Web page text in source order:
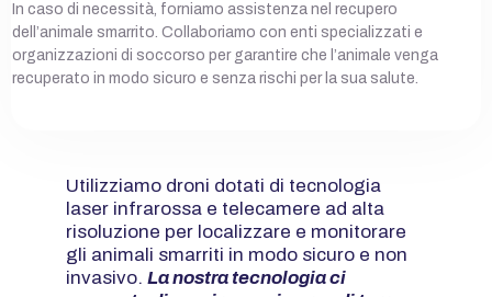
In caso di necessità, forniamo assistenza nel recupero
dell’animale smarrito. Collaboriamo con enti specializzati e
organizzazioni di soccorso per garantire che l’animale venga
recuperato in modo sicuro e senza rischi per la sua salute.
Utilizziamo droni dotati di tecnologia
laser infrarossa e telecamere ad alta
risoluzione per localizzare e monitorare
gli animali smarriti in modo sicuro e non
invasivo. La nostra tecnologia ci